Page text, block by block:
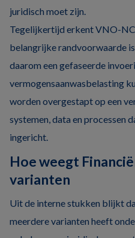
juridisch moet zijn.
Tegelijkertijd erkent VNO-
belangrijke randvoorwaarde
daarom een gefaseerde
vermogensaanwasbelasting
worden overgestapt op een
systemen, data en processen
ingericht.
Hoe weegt
varianten
Uit de interne stukken blijkt
meerdere varianten heeft